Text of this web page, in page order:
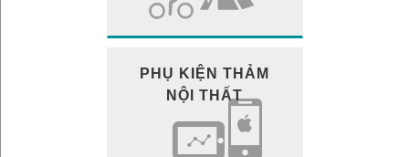
PHỤ KIỆN THẢM
NỘI THẤT